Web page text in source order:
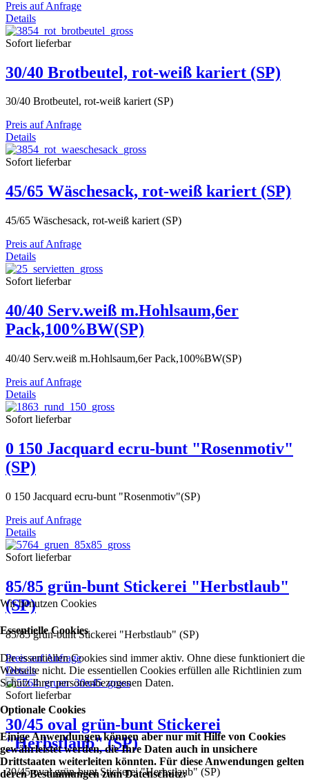
Preis auf Anfrage
Details
Sofort lieferbar
30/40 Brotbeutel, rot-weiß kariert (SP)
30/40 Brotbeutel, rot-weiß kariert (SP)
Preis auf Anfrage
Details
Sofort lieferbar
45/65 Wäschesack, rot-weiß kariert (SP)
45/65 Wäschesack, rot-weiß kariert (SP)
Preis auf Anfrage
Details
Sofort lieferbar
40/40 Serv.weiß m.Hohlsaum,6er
Pack,100%BW(SP)
40/40 Serv.weiß m.Hohlsaum,6er Pack,100%BW(SP)
Preis auf Anfrage
Details
Sofort lieferbar
0 150 Jacquard ecru-bunt "Rosenmotiv"
(SP)
0 150 Jacquard ecru-bunt "Rosenmotiv"(SP)
Preis auf Anfrage
Details
Sofort lieferbar
85/85 grün-bunt Stickerei "Herbstlaub"
(SP)
85/85 grün-bunt Stickerei "Herbstlaub" (SP)
Preis auf Anfrage
Details
Sofort lieferbar
30/45 oval grün-bunt Stickerei
"Herbstlaub" (SP)
30/45 oval grün-bunt Stickerei "Herbstlaub" (SP)
Wir benutzen Cookies
Essentielle Cookies
Die essentiellen Cookies sind immer aktiv. Ohne diese funktioniert die
Webseite nicht. Die essentiellen Cookies erfüllen alle Richtlinien zum
Schutz Ihrer personenbezogenen Daten.
Optionale Cookies
Einige Anwendungen können aber nur mit Hilfe von Cookies
gewährleistet werden, die Ihre Daten auch in unsichere
Drittstaaten weiterleiten könnten. Für diese Anwendungen gelten
deren Bestimmungen zum Datenschutz: